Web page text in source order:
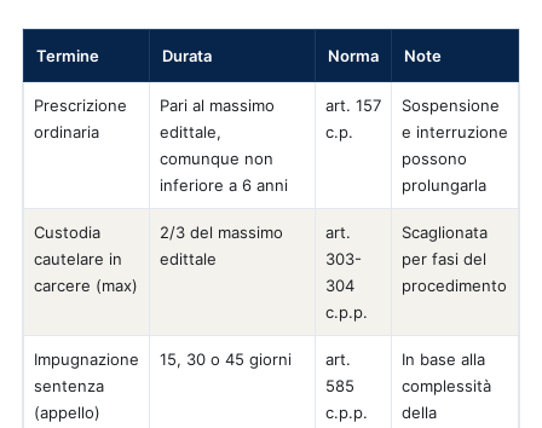
Termine Durata Norma Note
Prescrizione
ordinaria
Pari al massimo
edittale,
comunque non
inferiore a 6 anni
art. 157
c.p.
Sospensione
e interruzione
possono
prolungarla
Custodia
cautelare in
carcere (max)
2/3 del massimo
edittale
art.
303-
304
c.p.p.
Scaglionata
per fasi del
procedimento
Impugnazione
sentenza
(appello)
15, 30 o 45 giorni
art.
585
c.p.p.
In base alla
complessità
della